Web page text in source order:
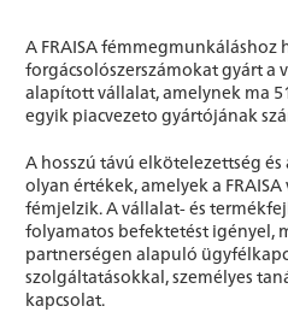
A FRAISA fémmegmunkáláshoz
forgácsolószerszámokat gyárt a
alapított vállalat, amelynek ma
egyik piacvezeto gyártójának
A hosszú távú elkötelezettség
olyan értékek, amelyek a
fémjelzik. A vállalat- és
folyamatos befektetést igényel,
partnerségen alapuló
szolgáltatásokkal, személyes
kapcsolat.